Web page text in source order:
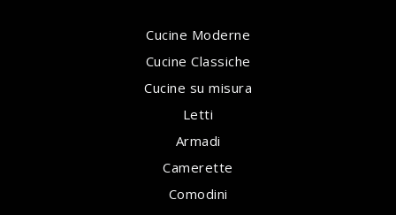
Cucine Moderne
Cucine Classiche
Cucine su misura
Letti
Armadi
Camerette
Comodini